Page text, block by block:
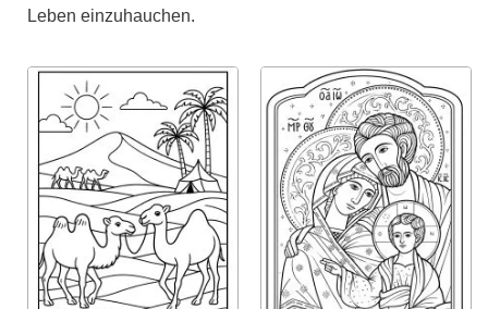
Leben einzuhauchen.